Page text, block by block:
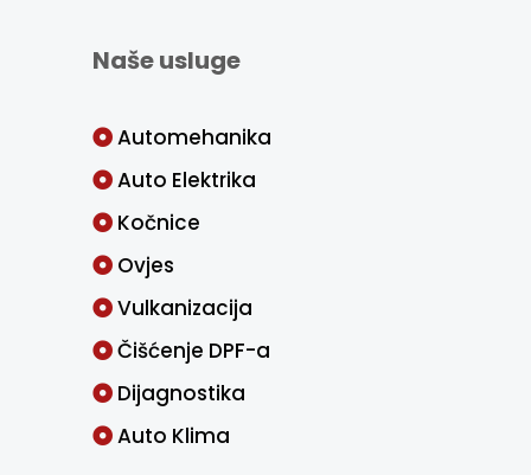
Naše usluge
Automehanika
Auto Elektrika
Kočnice
Ovjes
Vulkanizacija
Čišćenje DPF-a
Dijagnostika
Auto Klima